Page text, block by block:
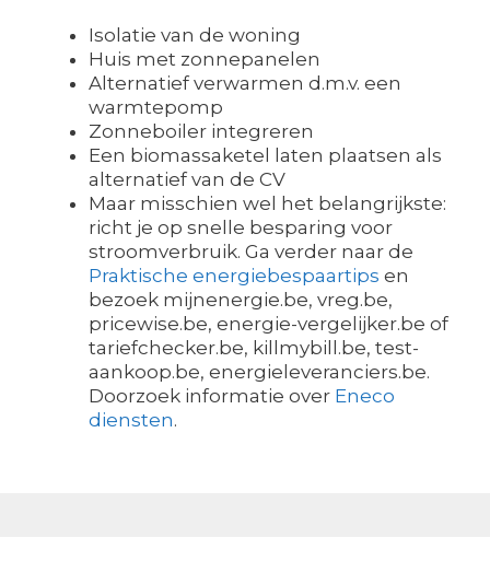
Isolatie van de woning
Huis met zonnepanelen
Alternatief verwarmen d.m.v. een
warmtepomp
Zonneboiler integreren
Een biomassaketel laten plaatsen als
alternatief van de CV
Maar misschien wel het belangrijkste:
richt je op snelle besparing voor
stroomverbruik. Ga verder naar de
Praktische energiebespaartips en
bezoek mijnenergie.be, vreg.be,
pricewise.be, energie-vergelijker.be of
tariefchecker.be, killmybill.be, test-
aankoop.be, energieleveranciers.be.
Doorzoek informatie over Eneco
diensten.